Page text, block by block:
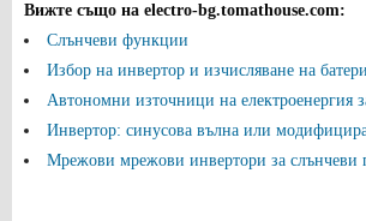
Вижте също на electro-bg.tomathouse.com:
Слънчеви функции
Избор на инвертор и изчисляване на
Автономни източници на електроенергия
Инвертор: синусова вълна или
Мрежови мрежови инвертори за слънчеви